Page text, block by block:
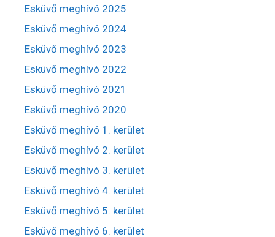
Esküvő meghívó 2025
Esküvő meghívó 2024
Esküvő meghívó 2023
Esküvő meghívó 2022
Esküvő meghívó 2021
Esküvő meghívó 2020
Esküvő meghívó 1. kerület
Esküvő meghívó 2. kerület
Esküvő meghívó 3. kerület
Esküvő meghívó 4. kerület
Esküvő meghívó 5. kerület
Esküvő meghívó 6. kerület